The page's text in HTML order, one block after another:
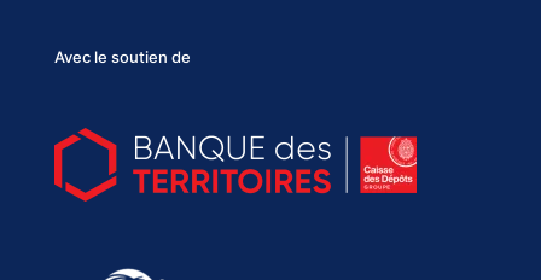
Avec le soutien de